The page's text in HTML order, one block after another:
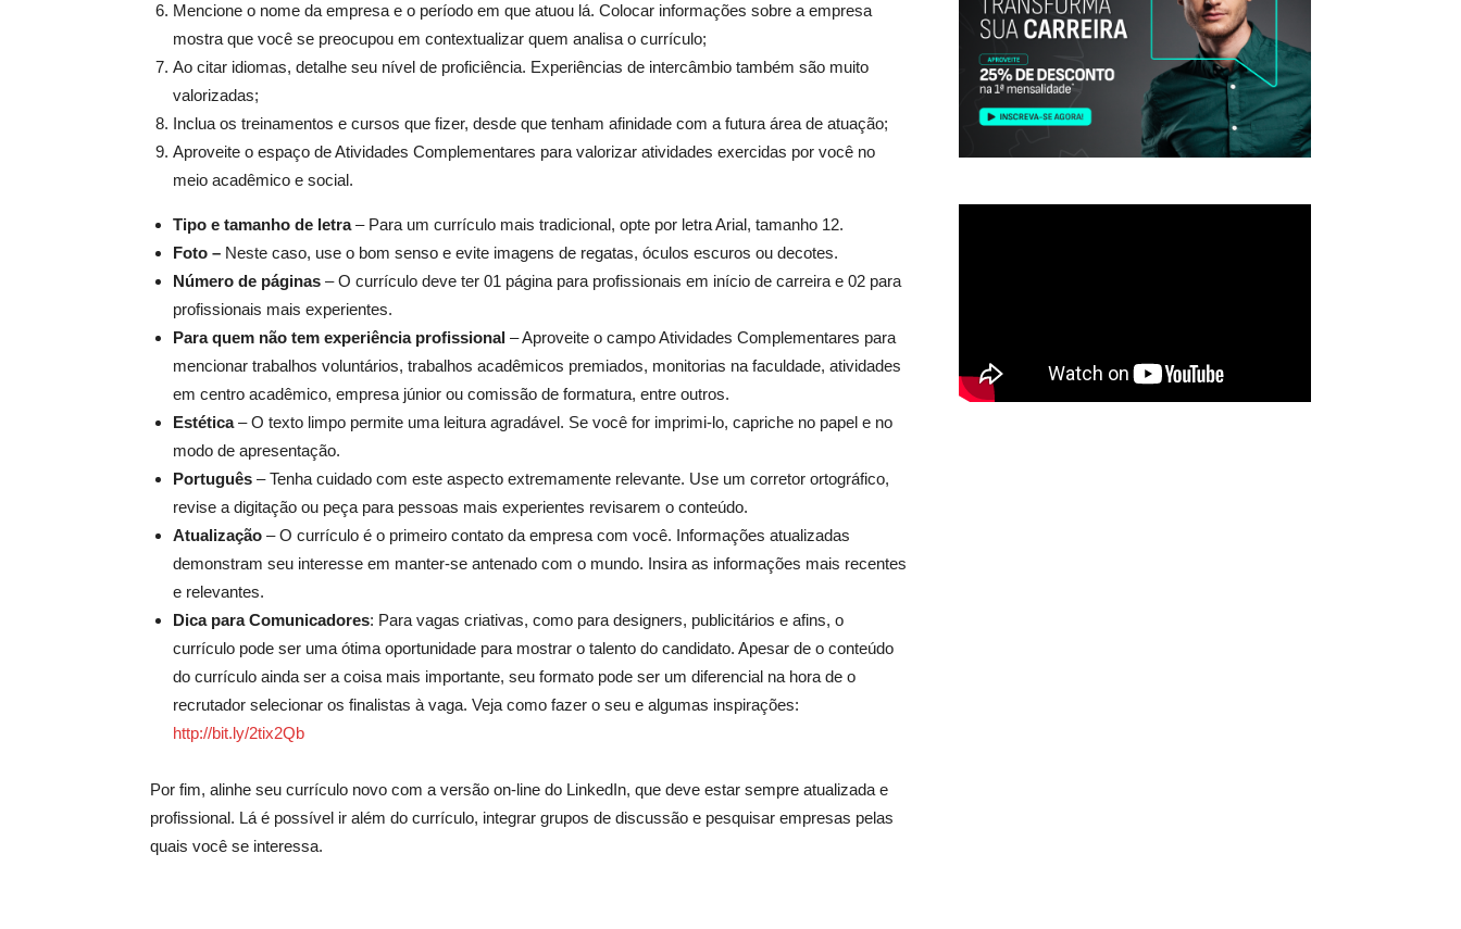
Mencione o nome da empresa e o período em que atuou lá. Colocar informações sobre a empresa
mostra que você se preocupou em contextualizar quem analisa o currículo;
Ao citar idiomas, detalhe seu nível de proficiência. Experiências de intercâmbio também são muito
valorizadas;
Inclua os treinamentos e cursos que fizer, desde que tenham afinidade com a futura área de atuação;
Aproveite o espaço de Atividades Complementares para valorizar atividades exercidas por você no
meio acadêmico e social.
Tipo e tamanho de letra– Para um currículo mais tradicional, opte por letra Arial, tamanho 12.
Foto – Neste caso, use o bom senso e evite imagens de regatas, óculos escuros ou decotes.
Número de páginas – O currículo deve ter 01 página para profissionais em início de carreira e 02 para
profissionais mais experientes.
Para quem não tem experiência profissional – Aproveite o campo Atividades Complementares para
mencionar trabalhos voluntários, trabalhos acadêmicos premiados, monitorias na faculdade, atividades
em centro acadêmico, empresa júnior ou comissão de formatura, entre outros.
Estética– O texto limpo permite uma leitura agradável. Se você for imprimi-lo, capriche no papel e no
modo de apresentação.
Português – Tenha cuidado com este aspecto extremamente relevante. Use um corretor ortográfico,
revise a digitação ou peça para pessoas mais experientes revisarem o conteúdo.
Atualização – O currículo é o primeiro contato da empresa com você. Informações atualizadas
demonstram seu interesse em manter-se antenado com o mundo. Insira as informações mais recentes
e relevantes.
Dica para Comunicadores: Para vagas criativas, como para designers, publicitários e afins, o
currículo pode ser uma ótima oportunidade para mostrar o talento do candidato. Apesar de o conteúdo
do currículo ainda ser a coisa mais importante, seu formato pode ser um diferencial na hora de o
recrutador selecionar os finalistas à vaga. Veja como fazer o seu e algumas inspirações:
http://bit.ly/2tix2Qb
Por fim, alinhe seu currículo novo com a versão on-line do LinkedIn, que deve estar sempre atualizada e
profissional. Lá é possível ir além do currículo, integrar grupos de discussão e pesquisar empresas pelas
quais você se interessa.